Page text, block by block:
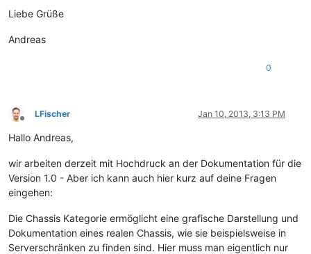
Liebe Grüße
Andreas
0
Offline
LFischer Jan 10, 2013, 3:13 PM
Hallo Andreas,
wir arbeiten derzeit mit Hochdruck an der Dokumentation für die
Version 1.0 - Aber ich kann auch hier kurz auf deine Fragen
eingehen:
Die Chassis Kategorie ermöglicht eine grafische Darstellung und
Dokumentation eines realen Chassis, wie sie beispielsweise in
Serverschränken zu finden sind. Hier muss man eigentlich nur